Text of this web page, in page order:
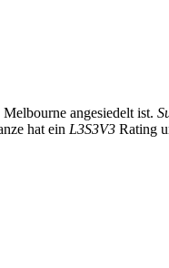
angesiedelt ist.
hat ein L3S3V3 Rating